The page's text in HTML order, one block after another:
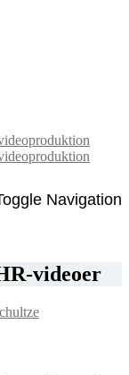
Navigation
videoer